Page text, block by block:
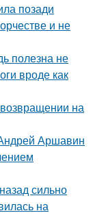
позади
и не
полезна не
вроде как
на
Аршавин
сильно
на